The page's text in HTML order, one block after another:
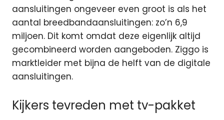
aansluitingen ongeveer even groot is als het
aantal breedbandaansluitingen: zo’n 6,9
miljoen. Dit komt omdat deze eigenlijk altijd
gecombineerd worden aangeboden. Ziggo is
marktleider met bijna de helft van de digitale
aansluitingen.
Kijkers tevreden met tv-pakket